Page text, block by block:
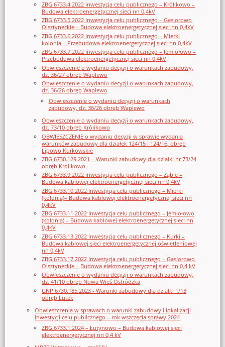
ZBG.6733.4.2022 Inwestycja celu publicznego – Królikowo –
Budowa elektroenergetycznej sieci nn 0,4kV
ZBG.6733.5.2022 Inwestycja celu publicznego – Gąsiorowo
Olsztyneckie – Budowa elektroenergetycznej sieci nn 0,4kV
ZBG.6733.6.2022 Inwestycja celu publicznego – Mierki
kolonia – Przebudowa elektroenergetycznej sieci nn 0,4kV
ZBG.6733.7.2022 Inwestycja celu publicznego – Jemiołowo –
Przebudowa elektroenergetycznej sieci nn 0,4kV
Obwieszczenie o wydaniu decyzji o warunkach zabudowy,
dz. 36/27 obręb Waplewo
Obwieszczenie o wydaniu decyzji o warunkach zabudowy,
dz. 36/26 obręb Waplewo
Obwieszczenie o wydaniu decyzji o warunkach
zabudowy, dz. 36/26 obręb Waplewo
Obwieszczenie o wydaniu decyzji o warunkach zabudowy,
dz. 73/10 obręb Królikowo
OBWIESZCZENIE o wydaniu decyzji w sprawie wydania
warunków zabudowy dla działek 124/15 i 124/16, obręb
Lipowo Kurkowskie
ZBG.6730.129.2021 – Warunki zabudowy dla działki nr 73/24
obręb Królikowo
ZBG.6733.9.2022 Inwestycja celu publicznego – Ząbie –
Budowa kablowej elektroenergetycznej sieci nn 0,4kV
ZBG.6733.10.2022 Inwestycja celu publicznego – Mierki
(kolonia)– Budowa kablowej elektroenergetycznej sieci nn
0,4kV
ZBG.6733.11.2022 Inwestycja celu publicznego – Jemiołowo
(kolonia) – Budowa kablowej elektroenergetycznej sieci nn
0,4kV
ZBG.6733.13.2022 Inwestycja celu publicznego – Kurki –
Budowa kablowej sieci elektroenergetycznej oświetleniowej
nn 0,4kV
ZBG.6733.17.2022 Inwestycja celu publicznego – Gąsiorowo
Olsztyneckie – Budowa elektroenergetycznej sieci nn 0,4 kV
Obwieszczenie o wydaniu decyzji o warunkach zabudowy,
dz. 41/10 obręb Nowa Wieś Ostródzka
GNP.6730.185.2023 - Warunki zabudowy dla działki 1/13
obręb Lutek
Obwieszczenia w sprawach o warunki zabudowy i lokalizacji
inwestycji celu publicznego – rok wszczęcia sprawy 2024
ZBG.6733.1.2024 – Łutynowo – Budowa kablowej sieci
elektroenergetycznej nn 0,4 kV